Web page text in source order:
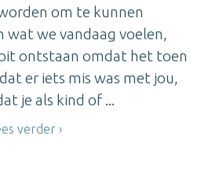
om te kunnen
wat we vandaag voelen,
ontstaan omdat het toen
er iets mis was met jou,
je als kind of ...
verder